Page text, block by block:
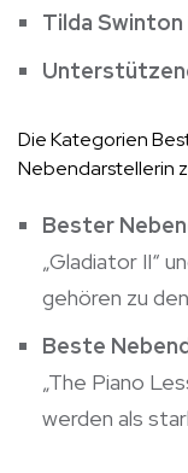
Tilda Swinton
Die Kategorien
Nebendarstellerin
Bester
„Gladiator II“
gehören zu
Beste
„The Piano
werden als